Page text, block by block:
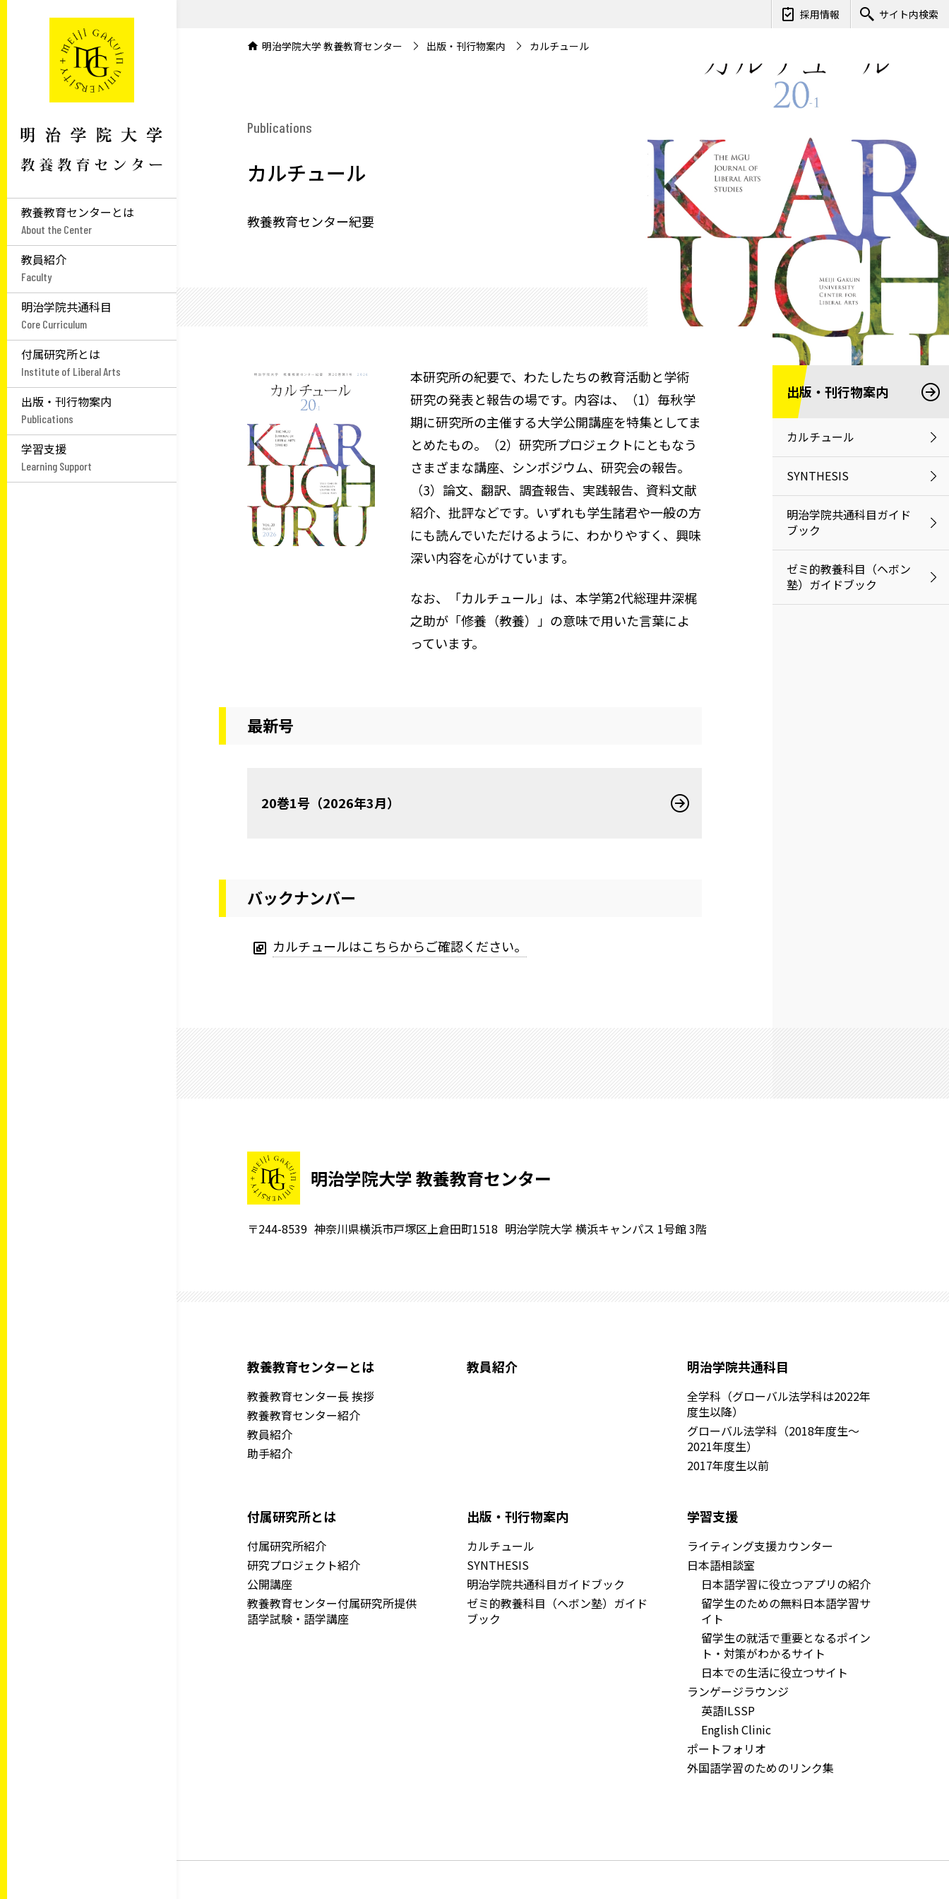
教養教育センターとは
About the Center
教員紹介
Faculty
明治学院共通科目
Core Curriculum
付属研究所とは
Institute of Liberal Arts
出版・刊行物案内
Publications
学習支援
Learning Support
採用情報 サイト内検索
明治学院大学 教養教育センター 出版・刊行物案内 カルチュール
Publications
カルチュール
教養教育センター紀要
本研究所の紀要で、わたしたちの教育活動と学術
研究の発表と報告の場です。内容は、（1）毎秋学
期に研究所の主催する大学公開講座を特集としてま
とめたもの。（2）研究所プロジェクトにともなう
さまざまな講座、シンポジウム、研究会の報告。
（3）論文、翻訳、調査報告、実践報告、資料文献
紹介、批評などです。いずれも学生諸君や一般の方
にも読んでいただけるように、わかりやすく、興味
深い内容を心がけています。
なお、「カルチュール」は、本学第2代総理井深梶
之助が「修養（教養）」の意味で用いた言葉によ
っています。
最新号
20巻1号（2026年3月）
バックナンバー
カルチュールはこちらからご確認ください。
出版・刊行物案内
カルチュール
SYNTHESIS
明治学院共通科目ガイド
ブック
ゼミ的教養科目（ヘボン
塾）ガイドブック
明治学院大学 教養教育センター
〒244-8539 神奈川県横浜市戸塚区上倉田町1518 明治学院大学 横浜キャンパス 1号館 3階
教養教育センターとは
教養教育センター長 挨拶
教養教育センター紹介
教員紹介
助手紹介
教員紹介 明治学院共通科目
全学科（グローバル法学科は2022年
度生以降）
グローバル法学科（2018年度生～
2021年度生）
2017年度生以前
付属研究所とは
付属研究所紹介
研究プロジェクト紹介
公開講座
教養教育センター付属研究所提供
語学試験・語学講座
出版・刊行物案内
カルチュール
SYNTHESIS
明治学院共通科目ガイドブック
ゼミ的教養科目（ヘボン塾）ガイド
ブック
学習支援
ライティング支援カウンター
日本語相談室
日本語学習に役立つアプリの紹介
留学生のための無料日本語学習サ
イト
留学生の就活で重要となるポイン
ト・対策がわかるサイト
日本での生活に役立つサイト
ランゲージラウンジ
英語ILSSP
English Clinic
ポートフォリオ
外国語学習のためのリンク集